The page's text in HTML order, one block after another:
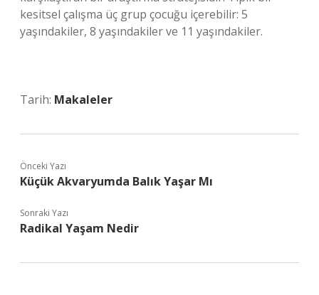
kesitsel çalışma üç grup çocuğu içerebilir: 5
yaşındakiler, 8 yaşındakiler ve 11 yaşındakiler.
Tarih: Makaleler
Önceki Yazı
Küçük Akvaryumda Balık Yaşar Mı
Sonraki Yazı
Radikal Yaşam Nedir